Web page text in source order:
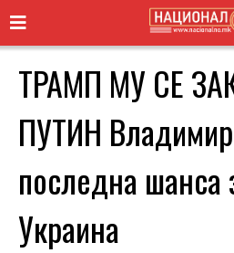
ТРАМП МУ СЕ
ПУТИН
последна шанса
Украина